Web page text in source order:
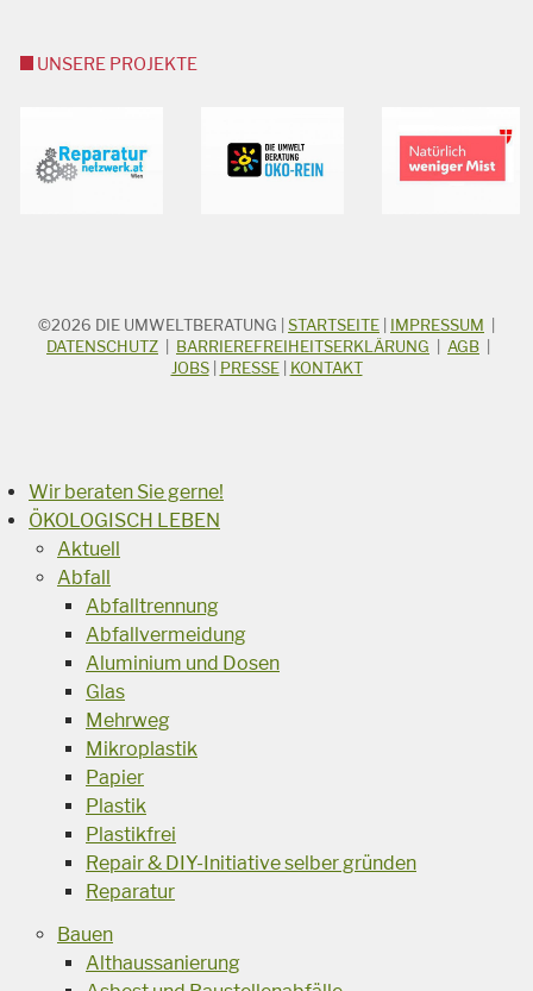
UNSERE PROJEKTE
STICHWORTSUCHE
Suchbegriff
©2026 DIE UMWELTBERATUNG STARTSEITE IMPRESSUM
DATENSCHUTZ
BARRIEREFREIHEITSERKLÄRUNG AGB
JOBS| PRESSE| KONTAKT
Wir beraten Sie gerne!
ÖKOLOGISCH LEBEN
Aktuell
Abfall
Abfalltrennung
Abfallvermeidung
Aluminium und Dosen
Glas
Mehrweg
Mikroplastik
Papier
Plastik
Plastikfrei
Repair & DIY-Initiative selber gründen
Reparatur
Bauen
Althaussanierung